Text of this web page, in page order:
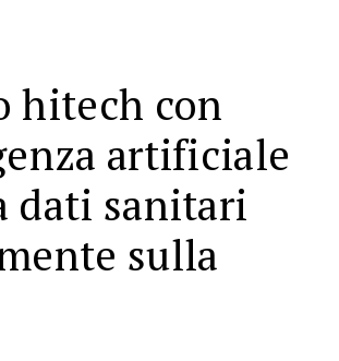
hitech con
artificiale
dati sanitari
sulla